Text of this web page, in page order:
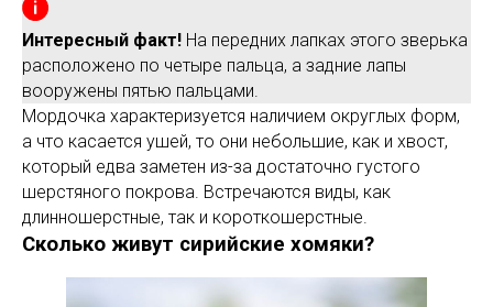
Интересный факт! На передних лапках этого зверька
расположено по четыре пальца, а задние лапы
вооружены пятью пальцами.
Мордочка характеризуется наличием округлых форм,
а что касается ушей, то они небольшие, как и хвост,
который едва заметен из-за достаточно густого
шерстяного покрова. Встречаются виды, как
длинношерстные, так и короткошерстные.
Сколько живут сирийские хомяки?